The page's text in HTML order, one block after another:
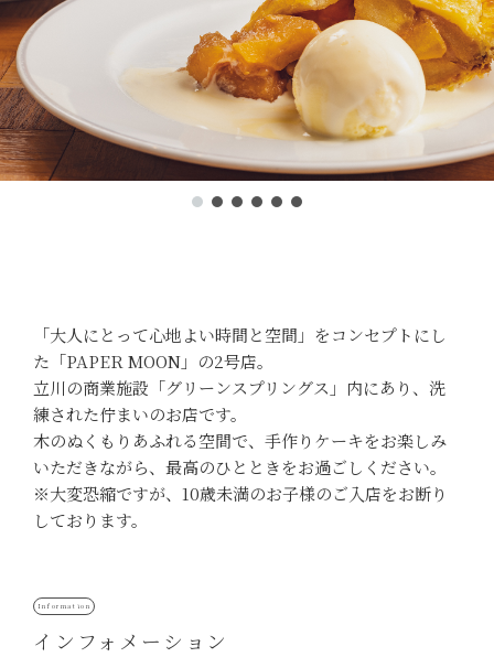
「大人にとって心地よい時間と空間」をコンセプトにし
た「PAPER MOON」の2号店。
立川の商業施設「グリーンスプリングス」内にあり、洗
練された佇まいのお店です。
木のぬくもりあふれる空間で、手作りケーキをお楽しみ
いただきながら、最高のひとときをお過ごしください。
※大変恐縮ですが、10歳未満のお子様のご入店をお断り
しております。
インフォメーション